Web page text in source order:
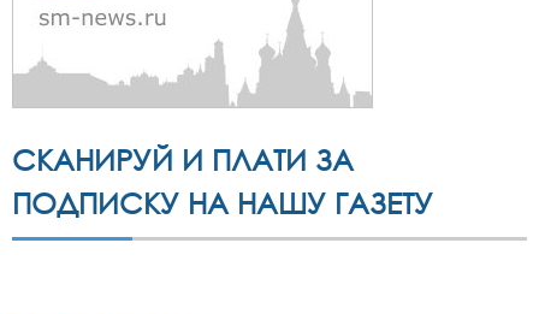
СКАНИРУЙ И ПЛАТИ ЗА
ПОДПИСКУ НА НАШУ ГАЗЕТУ